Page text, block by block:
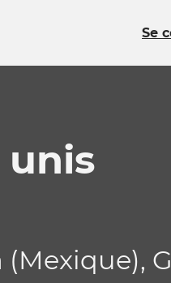
Se
unis